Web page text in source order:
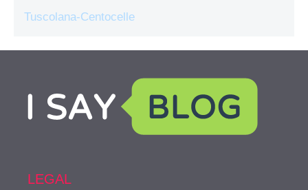
Tuscolana-Centocelle
LEGAL